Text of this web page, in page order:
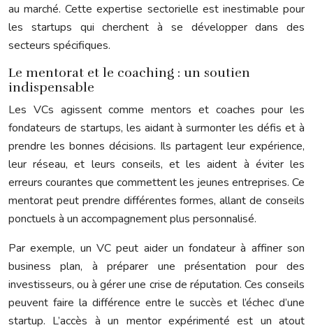
au marché. Cette expertise sectorielle est inestimable pour
les startups qui cherchent à se développer dans des
secteurs spécifiques.
Le mentorat et le coaching : un soutien
indispensable
Les VCs agissent comme mentors et coaches pour les
fondateurs de startups, les aidant à surmonter les défis et à
prendre les bonnes décisions. Ils partagent leur expérience,
leur réseau, et leurs conseils, et les aident à éviter les
erreurs courantes que commettent les jeunes entreprises. Ce
mentorat peut prendre différentes formes, allant de conseils
ponctuels à un accompagnement plus personnalisé.
Par exemple, un VC peut aider un fondateur à affiner son
business plan, à préparer une présentation pour des
investisseurs, ou à gérer une crise de réputation. Ces conseils
peuvent faire la différence entre le succès et l’échec d’une
startup. L’accès à un mentor expérimenté est un atout